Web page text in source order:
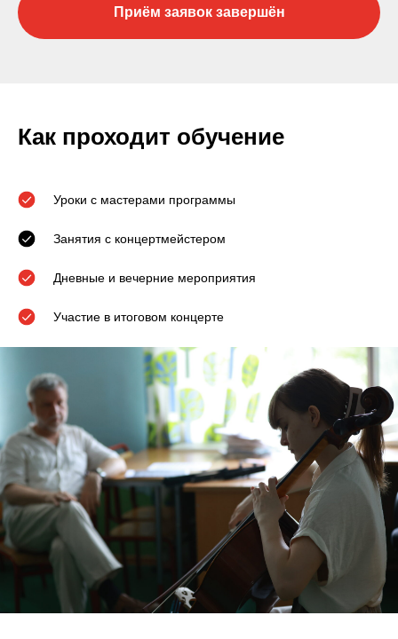
Приём заявок завершён
Как проходит обучение
Уроки с мастерами программы
Занятия с концертмейстером
Дневные и вечерние мероприятия
Участие в итоговом концерте